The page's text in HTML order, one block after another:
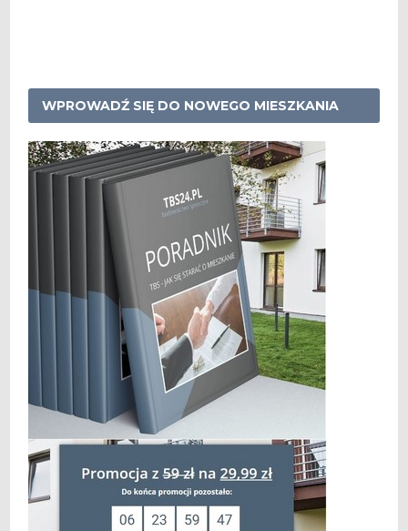
WPROWADŹ SIĘ DO NOWEGO MIESZKANIA